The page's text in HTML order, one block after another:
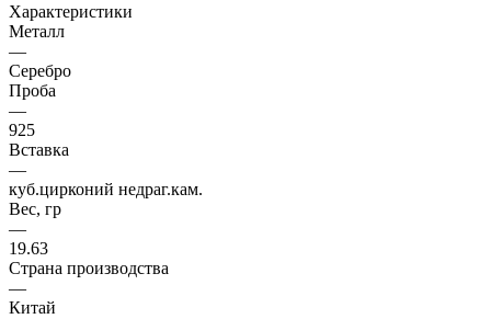
Характеристики
Металл
—
Серебро
Проба
—
925
Вставка
—
куб.цирконий недраг.кам.
Вес, гр
—
19.63
Страна производства
—
Китай